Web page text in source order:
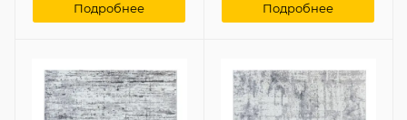
Подробнее Подробнее